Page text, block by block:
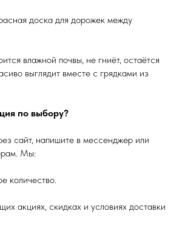
доска для дорожек между
влажной почвы, не гниёт, остаётся
выглядит вместе с грядками из
по выбору?
сайт, напишите в мессенджер или
Мы:
количество.
акциях, скидках и условиях доставки